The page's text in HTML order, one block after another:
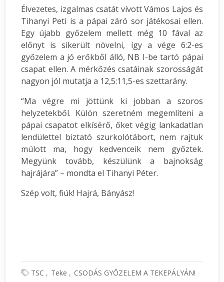
Élvezetes, izgalmas csatát vívott Vámos Lajos és
Tihanyi Peti is a pápai záró sor játékosai ellen.
Egy újabb győzelem mellett még 10 fával az
előnyt is sikerült növelni, így a vége 6:2-es
győzelem a jó erőkből álló, NB I-be tartó pápai
csapat ellen. A mérkőzés csatáinak szorosságát
nagyon jól mutatja a 12,5:11,5-es szettarány.
“Ma végre mi jöttünk ki jobban a szoros
helyzetekből. Külön szeretném megemlíteni a
pápai csapatot elkísérő, őket végig lankadatlan
lendülettel biztató szurkolótábort, nem rajtuk
múlott ma, hogy kedvenceik nem győztek.
Megyünk tovább, készülünk a bajnokság
hajrájára” – mondta el Tihanyi Péter.
Szép volt, fiúk! Hajrá, Bányász!
TSC Teke CSODÁS GYŐZELEM A TEKEPÁLYÁN!